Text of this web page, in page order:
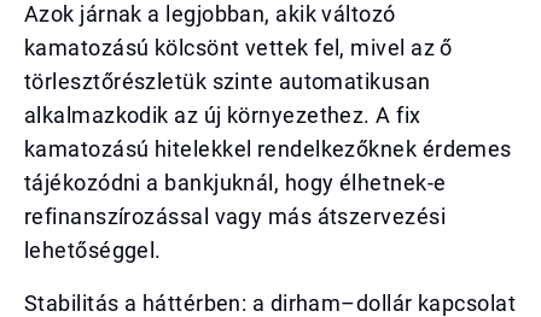
Azok járnak a legjobban, akik változó
kamatozású kölcsönt vettek fel, mivel az ő
törlesztőrészletük szinte automatikusan
alkalmazkodik az új környezethez. A fix
kamatozású hitelekkel rendelkezőknek érdemes
tájékozódni a bankjuknál, hogy élhetnek-e
refinanszírozással vagy más átszervezési
lehetőséggel.
Stabilitás a háttérben: a dirham–dollár kapcsolat